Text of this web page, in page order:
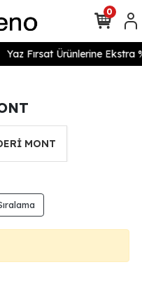
Yaz Fırsat Ürünlerine Ekstra
0
MONT